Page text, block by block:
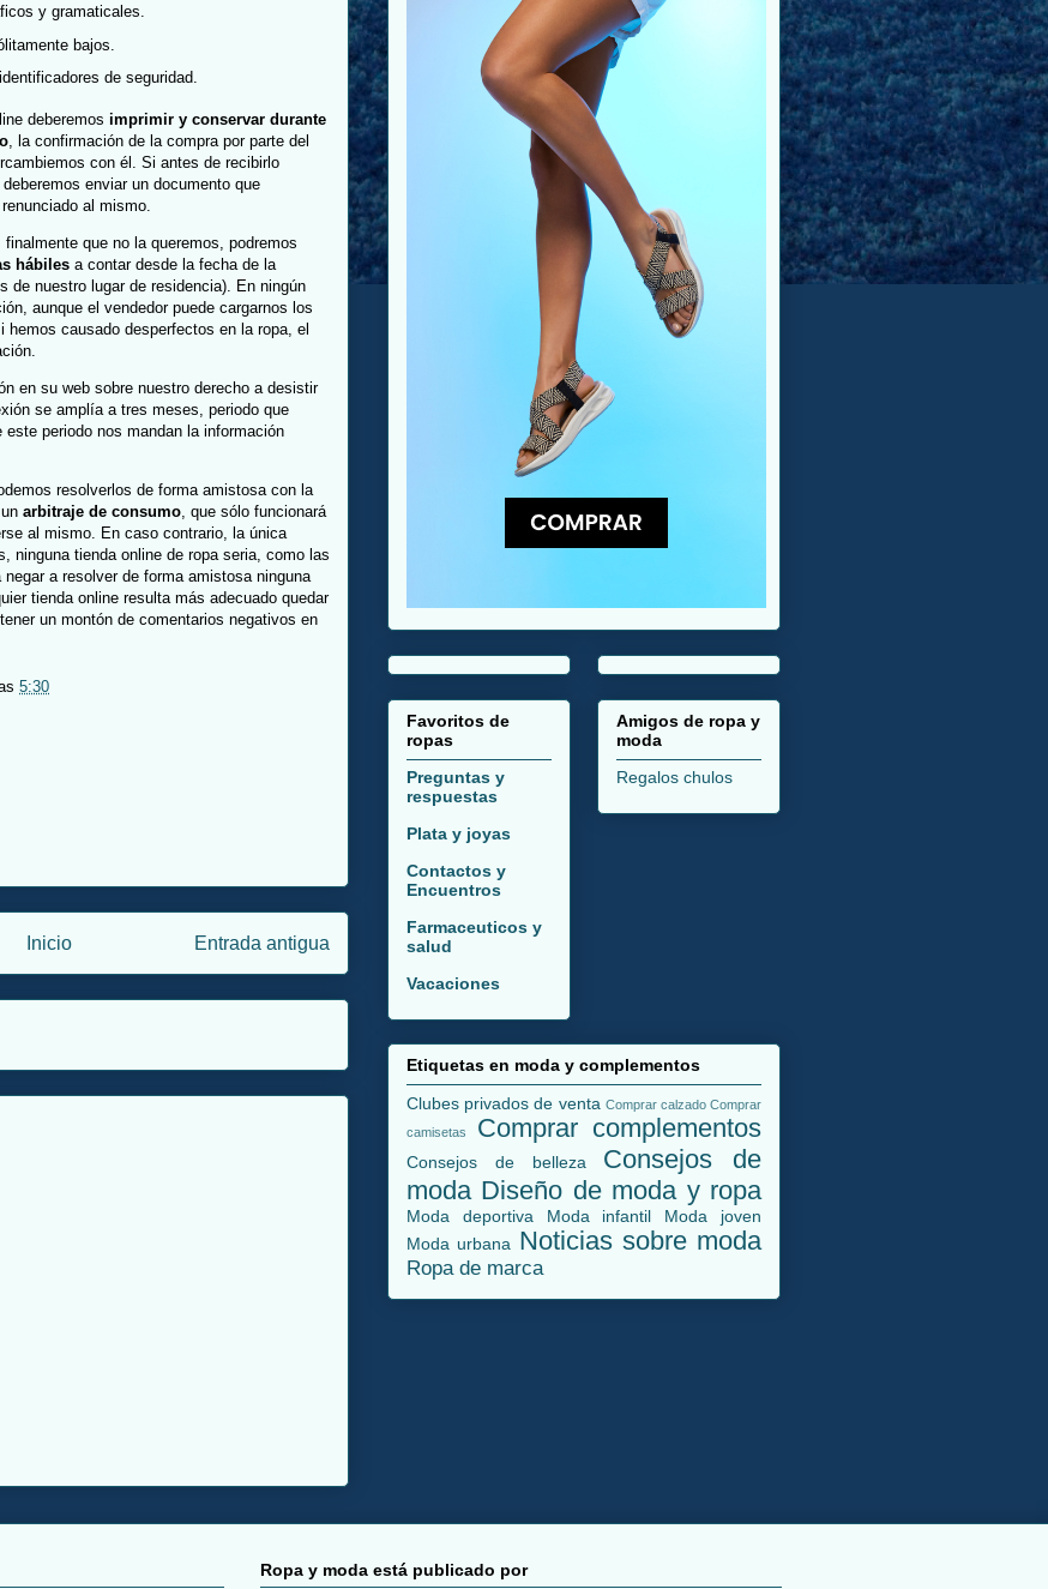
y gramaticales.
bajos.
de seguridad.
deberemos imprimir y conservar durante
, la confirmación de la compra por parte del
con él. Si antes de recibirlo
enviar un documento que
al mismo.
que no la queremos, podremos
hábiles a contar desde la fecha de la
de nuestro lugar de residencia). En ningún
aunque el vendedor puede cargarnos los
causado desperfectos en la ropa, el
en su web sobre nuestro derecho a desistir
se amplía a tres meses, periodo que
periodo nos mandan la información
resolverlos de forma amistosa con la
arbitraje de consumo , que sólo funcionará
al mismo. En caso contrario, la única
ninguna tienda online de ropa seria, como las
a resolver de forma amistosa ninguna
tienda online resulta más adecuado quedar
un montón de comentarios negativos en
5:30
Entrada antigua
Inicio
Favoritos de
ropas
Preguntas y
respuestas
Plata y joyas
Contactos y
Encuentros
Farmaceuticos y
salud
Vacaciones
Amigos de ropa y
moda
Regalos chulos
Etiquetas en moda y complementos
Clubes privados de venta Comprar calzado Comprar
camisetas
Comprar complementos
Consejos de belleza
Consejos de
moda Diseño de moda y ropa
Moda deportiva Moda infantil
Moda joven
Moda urbana Noticias sobre moda
Ropa de marca
Ropa y moda está publicado por